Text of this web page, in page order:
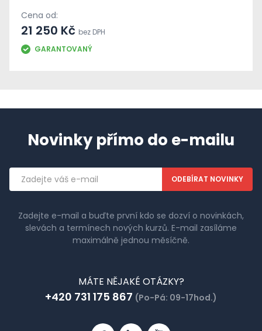
Cena od:
21 250 Kč bez DPH
GARANTOVANÝ
Novinky přímo do e-mailu
Emailová
adresa
Zadejte e-mail a buďte první kdo se dozví o novinkách,
slevách a termínech nových kurzů. E-mail zasíláme
maximálně jednou měsíčně.
MÁTE NĚJAKÉ OTÁZKY?
+420 731 175 867 (Po-Pá: 09-17hod.)